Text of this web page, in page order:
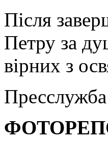
Після
Петру за
вірних з
Пресслужба